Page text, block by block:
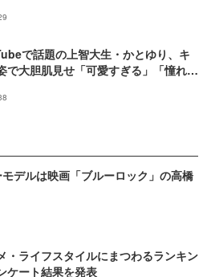
で話題の上智大生・かとゆり、キ
で大胆肌見せ「可愛すぎる」「憧れの
デルは映画「ブルーロック」の高橋
・ライフスタイルにまつわるランキン
ケート結果を発表